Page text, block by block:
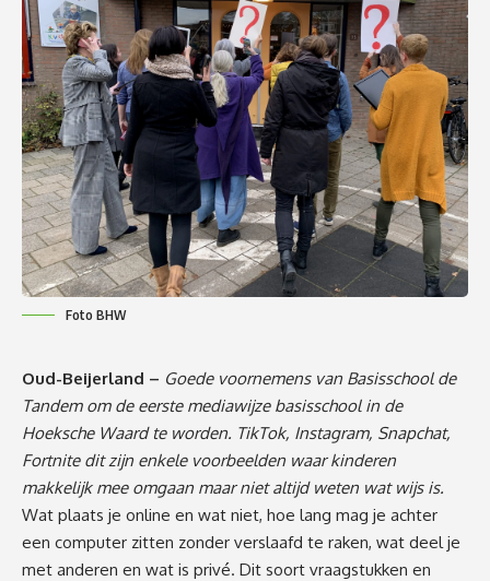
Foto BHW
Oud-Beijerland – Goede voornemens van Basisschool de
Tandem om de eerste mediawijze basisschool in de
Hoeksche Waard te worden. TikTok, Instagram, Snapchat,
Fortnite dit zijn enkele voorbeelden waar kinderen
makkelijk mee omgaan maar niet altijd weten wat wijs is.
Wat plaats je online en wat niet, hoe lang mag je achter
een computer zitten zonder verslaafd te raken, wat deel je
met anderen en wat is privé. Dit soort vraagstukken en